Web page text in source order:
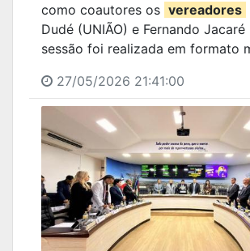
como coautores os vereadores
Dudé (UNIÃO) e Fernando Jacaré
sessão foi realizada em formato
27/05/2026 21:41:00